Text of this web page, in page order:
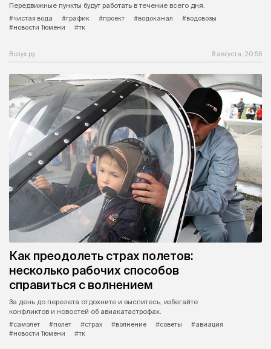
Передвижные пункты будут работать в течение всего дня.
#чистая вода
#график #проект #водоканал
#водовозы
#новости Тюмени
#тк
Вслух.ру 8 августа, 20:56
Как преодолеть страх полетов:
несколько рабочих способов
справиться с волнением
За день до перелета отдохните и выспитесь, избегайте
конфликтов и новостей об авиакатастрофах.
#самолет
#полет #страх #волнение #советы
#авиация
#новости Тюмени
#тк